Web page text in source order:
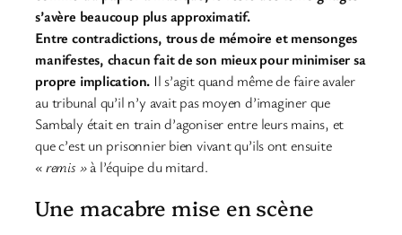
s’avère beaucoup plus approximatif.
Entre contradictions, trous de mémoire et mensonges
manifestes, chacun fait de son mieux pour minimiser sa
propre implication. Il s’agit quand même de faire avaler
au tribunal qu’il n’y avait pas moyen d’imaginer que
Sambaly était en train d’agoniser entre leurs mains, et
que c’est un prisonnier bien vivant qu’ils ont ensuite
« remis »à l’équipe du mitard.
Une macabre mise en scène